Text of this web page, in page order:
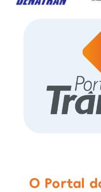
O Portal